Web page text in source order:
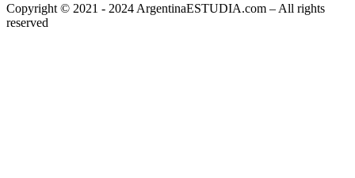
Copyright © 2021 - 2024 ArgentinaESTUDIA.com – All rights
reserved